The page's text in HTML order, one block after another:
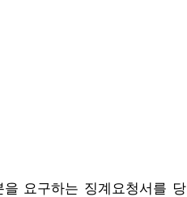
요구하는 징계요청서를 당